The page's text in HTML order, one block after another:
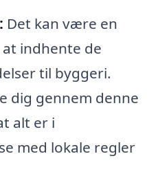
Det kan være en
indhente de
til byggeri.
dig gennem denne
alt er i
med lokale regler